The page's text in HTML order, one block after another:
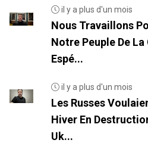
il y a plus d'un mois
Nous Travaillons
Notre Peuple De
Espé...
il y a plus d'un mois
Les Russes
Hiver En
Uk...